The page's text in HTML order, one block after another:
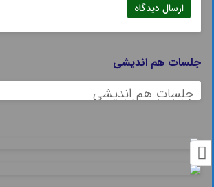
جلسات هم اندیشی
جلسات هم اندیشی